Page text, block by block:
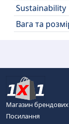
Sustainability
Вага та
Магазин
Посилання